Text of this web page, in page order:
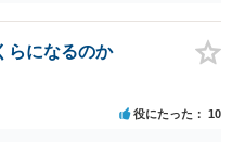
らになるのか
役にたった 10